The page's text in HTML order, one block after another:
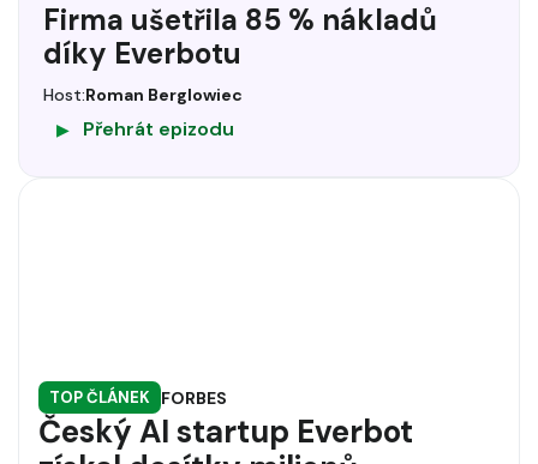
Firma ušetřila 85 % nákladů
díky Everbotu
Host:Roman Berglowiec
▶
Přehrát epizodu
TOP ČLÁNEK FORBES
Český AI startup Everbot